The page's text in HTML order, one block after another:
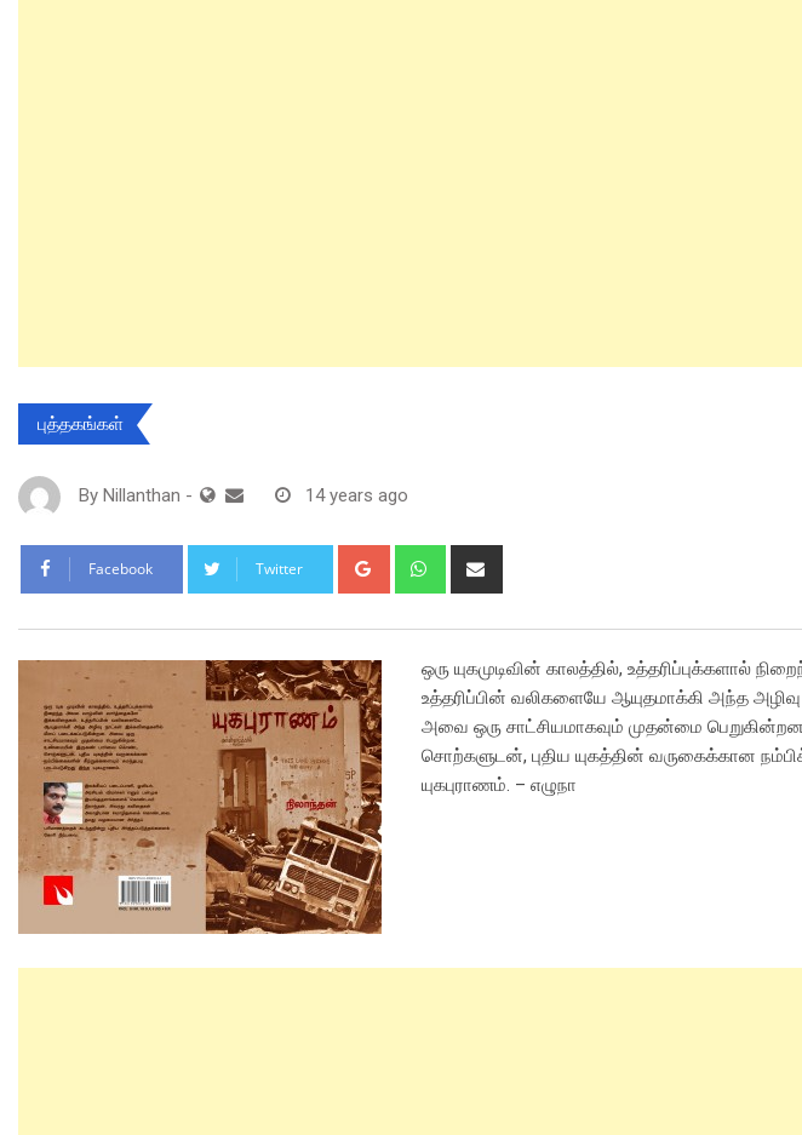
புத்தகங்கள்
By Nillanthan - 14 years ago
Facebook Twitter Google+ Whatsapp
ஒரு யுகமுடிவின் காலத்தில்,
உத்தரிப்பின் வலிகளையே ஆயுதமாக்கி அந்த
அவை ஒரு சாட்சியமாகவும் முதன்மை
சொற்களுடன், புதிய யுகத்தின் வருகைக்கான
யுகபுராணம். – எழுநா